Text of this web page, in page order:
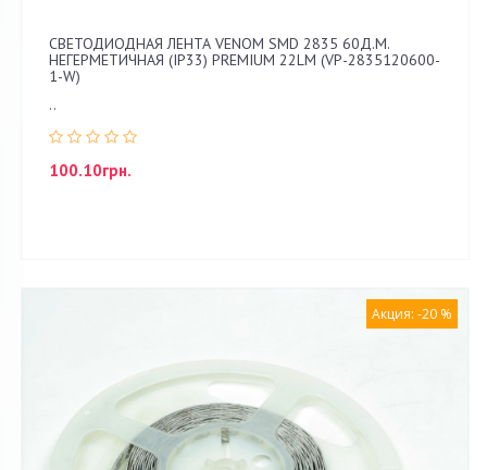
СВЕТОДИОДНАЯ ЛЕНТА VENOM SMD 2835 60Д.М.
НЕГЕРМЕТИЧНАЯ (IP33) PREMIUM 22LM (VP-2835120600-
1-W)
..
100.10грн.
Акция: -20 %